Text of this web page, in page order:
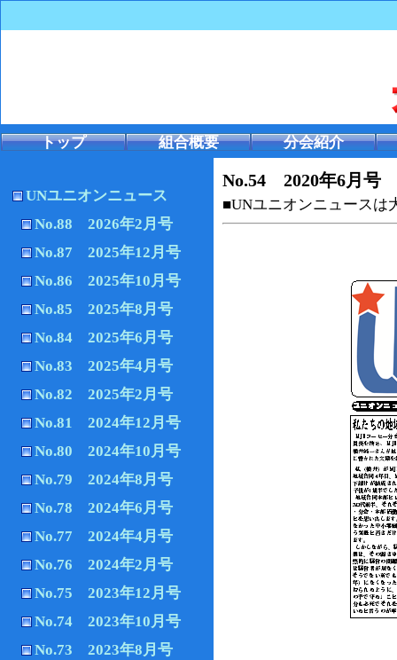
トップ 組合概要 分会紹介
UNユニオンニュース
No.88 2026年2月号
No.87 2025年12月号
No.86 2025年10月号
No.85 2025年8月号
No.84 2025年6月号
No.83 2025年4月号
No.82 2025年2月号
No.81 2024年12月号
No.80 2024年10月号
No.79 2024年8月号
No.78 2024年6月号
No.77 2024年4月号
No.76 2024年2月号
No.75 2023年12月号
No.74 2023年10月号
No.73 2023年8月号
No.54 2020年6月号
■UNユニオンニュースは